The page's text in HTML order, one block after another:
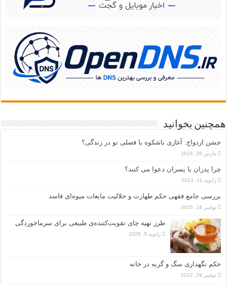
همچنین بخوانید
جشن ازدواج: آغازی باشکوه یا فصلی نو در زندگی؟
مارس 26, 2024
چرا پدران با پسران دعوا می کنند؟
ژانویه 11, 2023
بررسی جامع فقهی حکم طهارت و حلالیت مایعات میوه‌ای فاسد
نوامبر 14, 2025
طرز تهیه چای تقویت‌کننده‌ی طبیعی برای سرماخوردگی
ژانویه 5, 2026
حکم نگهداری سگ و گربه در خانه
نوامبر 29, 2022